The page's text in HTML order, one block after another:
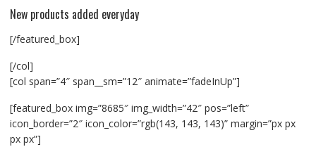
New products added everyday
[/featured_box]
[/col]
[col span=”4″ span__sm=”12″ animate=”fadeInUp”]
[featured_box img=”8685″ img_width=”42″ pos=”left”
icon_border=”2″ icon_color=”rgb(143, 143, 143)” margin=”px px
px px”]